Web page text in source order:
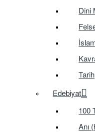
Dini
Tarih
Edebiyat
100
Anı